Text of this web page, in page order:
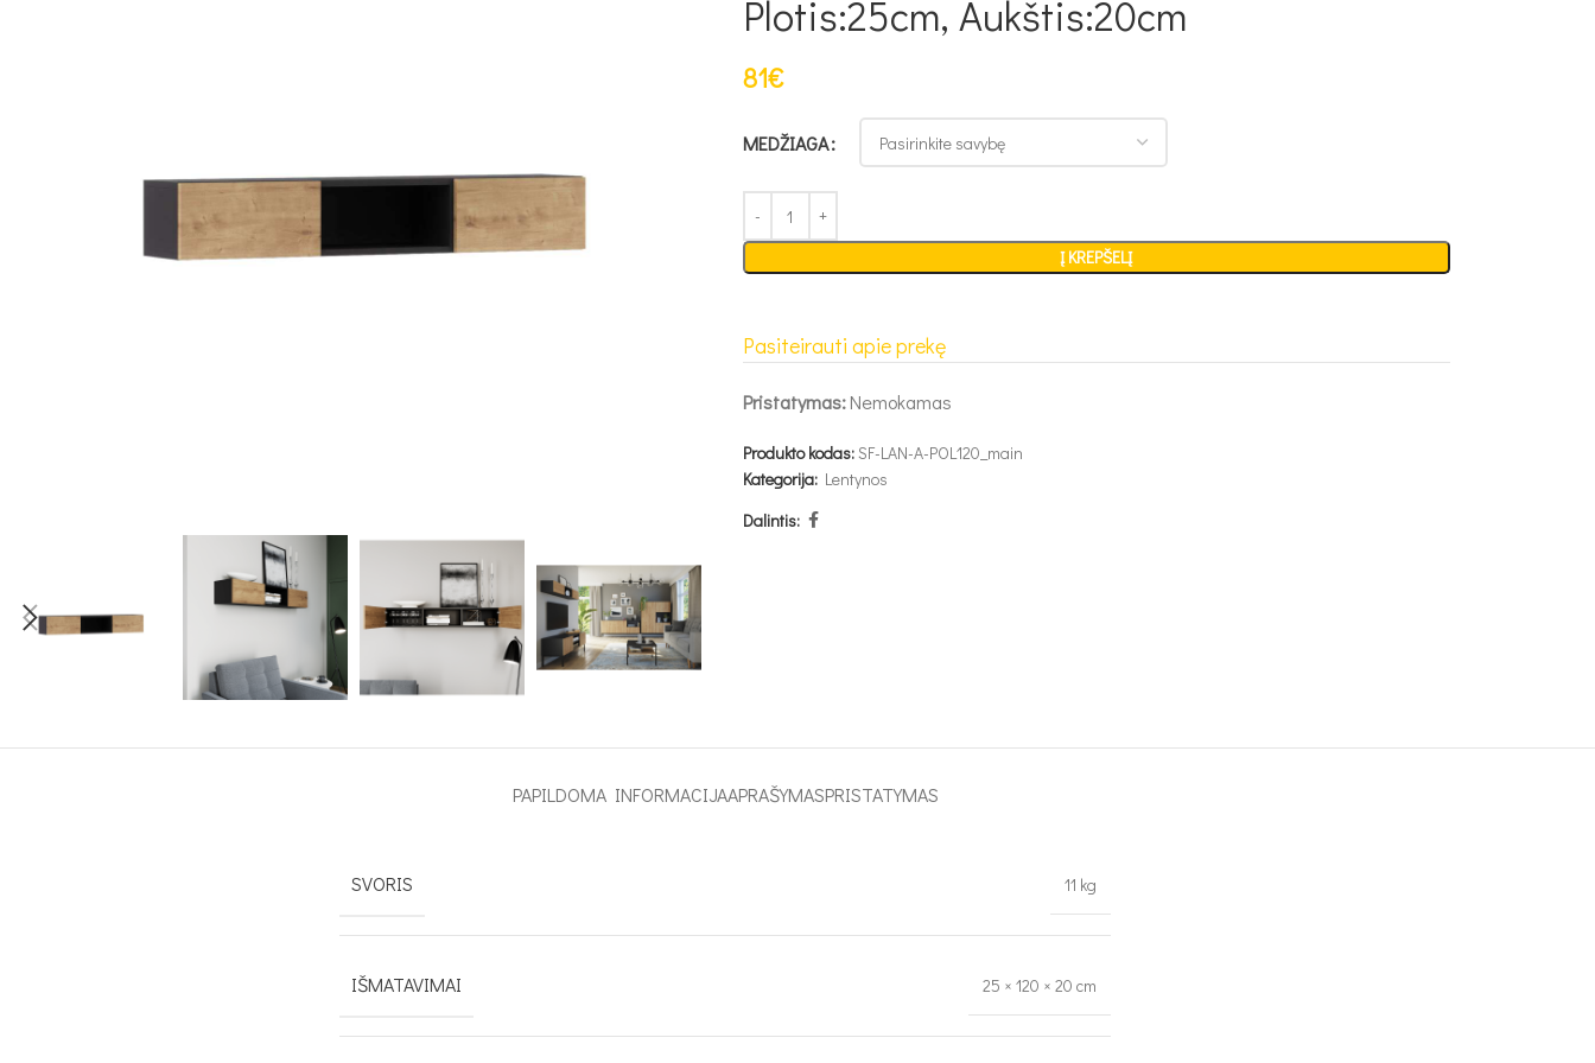
Plotis:25cm, Aukštis:20cm
81€
MEDŽIAGA
Į KREPŠELĮ
Pasiteirauti apie prekę
Pristatymas:Nemokamas
Produkto kodas:SF-LAN-A-POL120_main
Kategorija: Lentynos
Dalintis:
PAPILDOMA INFORMACIJAAPRAŠYMASPRISTATYMAS
SVORIS 11 kg
IŠMATAVIMAI 25 × 120 × 20 cm